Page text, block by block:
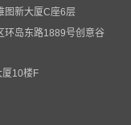
届链博会...
图新大厦C座6层
环岛东路1889号创意谷
厦10楼F